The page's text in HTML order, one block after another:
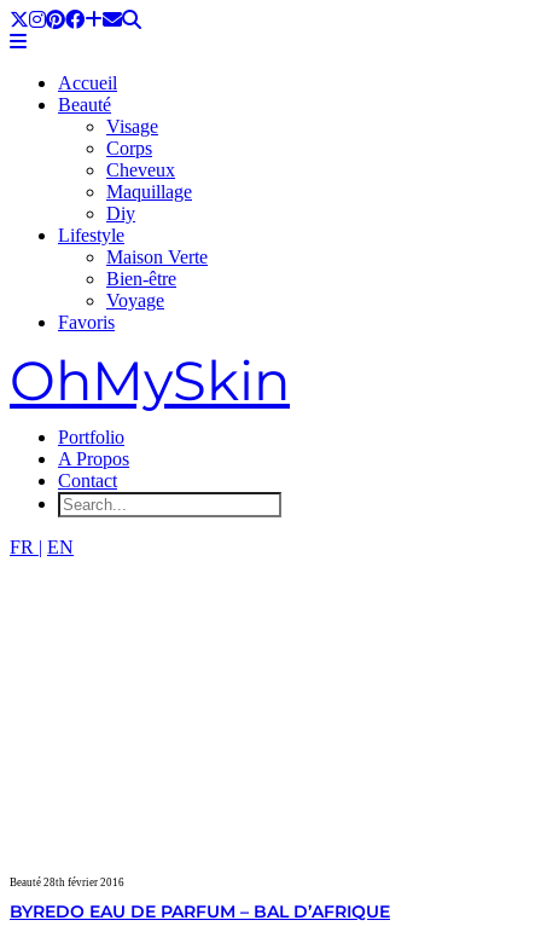
Accueil
Beauté
Visage
Corps
Cheveux
Maquillage
Diy
Lifestyle
Maison Verte
Bien-être
Voyage
Favoris
OhMySkin
Portfolio
A Propos
Contact
FR | EN
Beauté 28th février 2016
BYREDO EAU DE PARFUM – BAL D’AFRIQUE